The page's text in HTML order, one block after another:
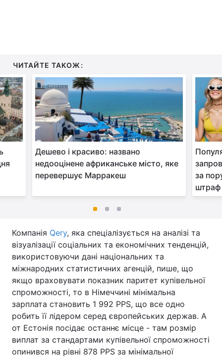
ЧИТАЙТЕ ТАКОЖ:
Дешево і красиво: названо
недооцінене африканське місто, яке
перевершує Марракеш
за
штраф
Компанія Qery, яка спеціалізується на аналізі та
візуалізації соціальних та економічних тенденцій,
використовуючи дані національних та
міжнародних статистичних агенцій, пише, що
якщо враховувати показник паритет купівельної
спроможності, то в Німеччині мінімальна
зарплата становить 1 992 PPS, що все одно
робить її лідером серед європейських держав. А
от Естонія посідає останнє місце - там розмір
виплат за стандартами купівельної спроможності
опинився на рівні 878 PPS за мінімальної